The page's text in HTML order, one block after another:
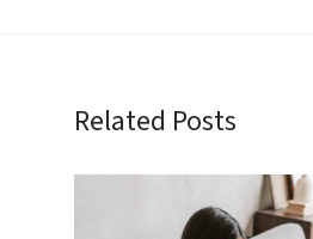
Related Posts